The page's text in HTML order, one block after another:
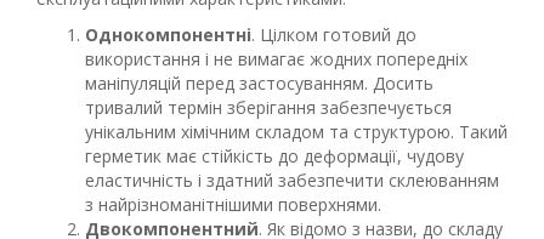
Однокомпонентні. Цілком готовий до
використання і не вимагає жодних попередніх
маніпуляцій перед застосуванням. Досить
тривалий термін зберігання забезпечується
унікальним хімічним складом та структурою. Такий
герметик має стійкість до деформації, чудову
еластичність і здатний забезпечити склеюванням
з найрізноманітнішими поверхнями.
Двокомпонентний. Як відомо з назви, до складу